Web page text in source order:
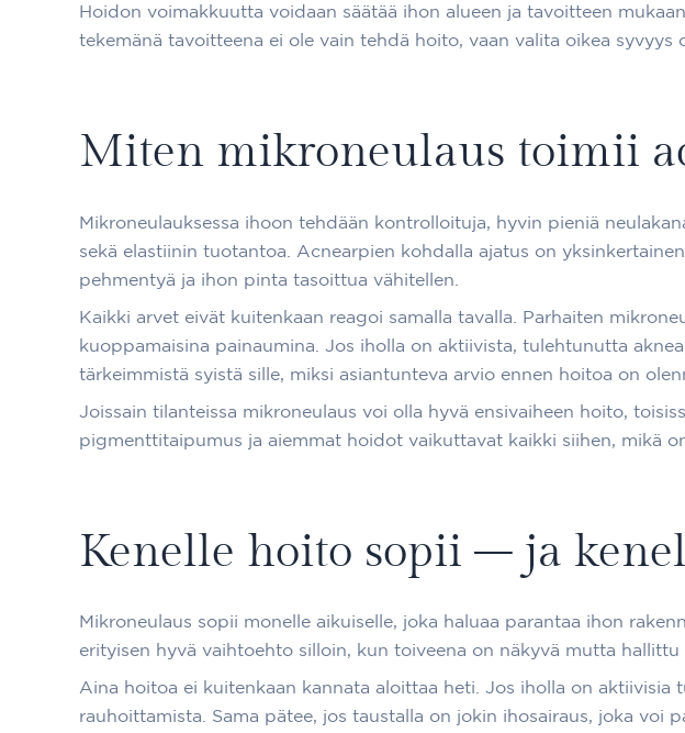
Hoidon voimakkuutta voidaan säätää ihon alueen ja tavoitteen
tekemänä tavoitteena ei ole vain tehdä hoito, vaan valita oikea syvyys
Miten mikroneulaus toimii
Mikroneulauksessa ihoon tehdään kontrolloituja, hyvin pieniä
sekä elastiinin tuotantoa. Acnearpien kohdalla ajatus on
pehmentyä ja ihon pinta tasoittua vähitellen.
Kaikki arvet eivät kuitenkaan reagoi samalla tavalla. Parhaiten
kuoppamaisina painaumina. Jos iholla on aktiivista, tulehtunutta
tärkeimmistä syistä sille, miksi asiantunteva arvio ennen hoitoa on
Joissain tilanteissa mikroneulaus voi olla hyvä ensivaiheen hoito,
pigmenttitaipumus ja aiemmat hoidot vaikuttavat kaikki siihen, mikä
Kenelle hoito sopii – ja
Mikroneulaus sopii monelle aikuiselle, joka haluaa parantaa ihon
erityisen hyvä vaihtoehto silloin, kun toiveena on näkyvä mutta
Aina hoitoa ei kuitenkaan kannata aloittaa heti. Jos iholla on
rauhoittamista. Sama pätee, jos taustalla on jokin ihosairaus, joka voi